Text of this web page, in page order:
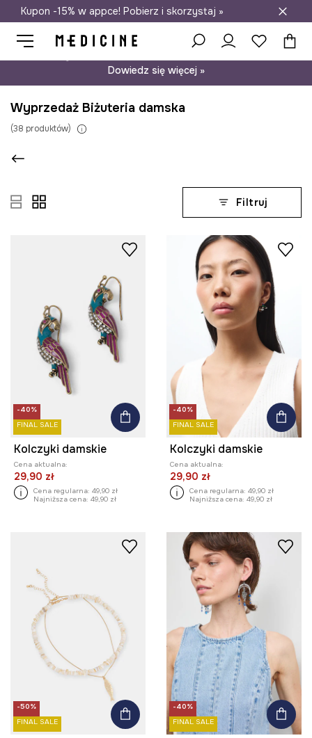
Darmowa dostawa do salonów
Kupon -15% w appce! Pobierz i skorzystaj »
Dowiedz się więcej »
Wyprzedaż Biżuteria damska
(38 produktów)
Filtruj
-40%
FINAL SALE
Kolczyki damskie
Cena aktualna:
29,90 zł
Cena regularna: 49,90 zł
Najniższa cena: 49,90 zł
-40%
FINAL SALE
Kolczyki damskie
Cena aktualna:
29,90 zł
Cena regularna: 49,90 zł
Najniższa cena: 49,90 zł
-50%
FINAL SALE
-40%
FINAL SALE